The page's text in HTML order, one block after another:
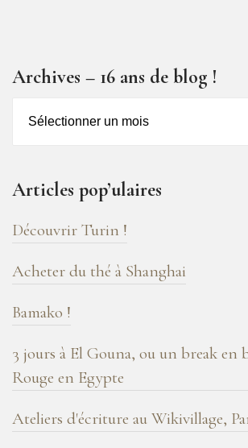
Archives – 16 ans de blog !
de
blog
!
Articles pop’ulaires
Découvrir Turin !
Acheter du thé à Shanghai
Bamako !
3 jours à El Gouna, ou un break en
Rouge en Egypte
Ateliers d'écriture au Wikivillage,